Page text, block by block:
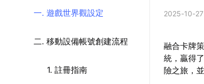
一. 遊戲世界觀設定
二. 移動設備帳號創建流程
1. 註冊指南
2025-10-27
融合卡牌
統，贏得
險之旅，